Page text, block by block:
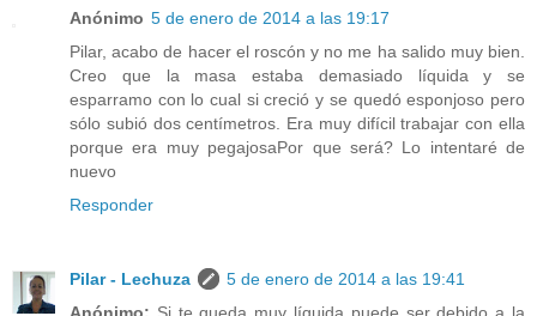
Anónimo 5 de enero de 2014 a las 19:17
Pilar, acabo de hacer el roscón y no me ha salido muy bien.
Creo que la masa estaba demasiado líquida y se
esparramo con lo cual si creció y se quedó esponjoso pero
sólo subió dos centímetros. Era muy difícil trabajar con ella
porque era muy pegajosaPor que será? Lo intentaré de
nuevo
Responder
Pilar - Lechuza
5 de enero de 2014 a las 19:41